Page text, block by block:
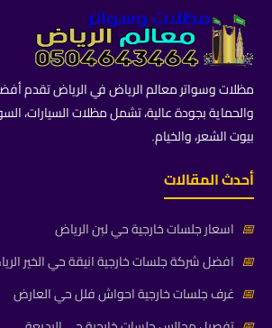
مظلات وسواتر معالم الرياض في الرياض تقدم
والحماية بجودة عالية، تشمل مظلات السيارات،
بيوت الشعر، والخيام.
أحدث المقالات
📅 اسعار جلسات خارجية حي لبن الرياض
📅 افضل شركة جلسات خارجية انيقة حي الخير
📅 غرف جلسات خارجية احواش فلل حي العارض